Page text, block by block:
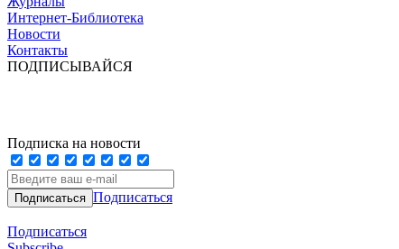
Интернет-Библиотека
Новости
Контакты
ПОДПИСЫВАЙСЯ
Подписка на новости
Подписаться
Подписаться